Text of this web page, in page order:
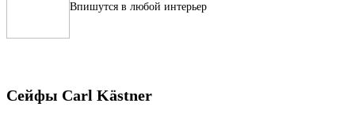
Впишутся в любой интерьер
Сейфы Carl Kästner